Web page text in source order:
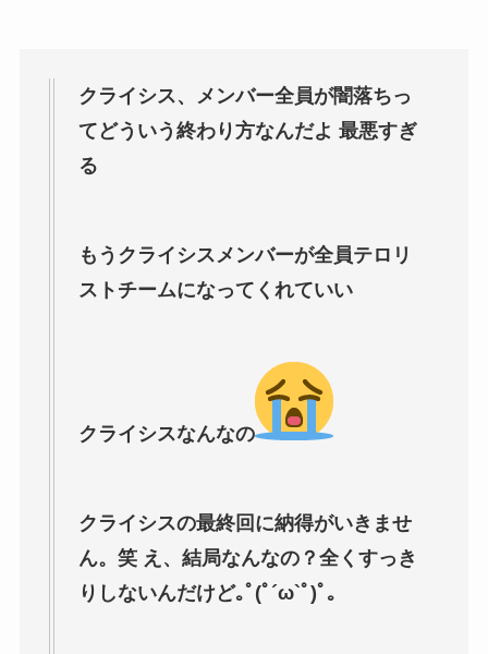
クライシス、メンバー全員が闇落ちっ
てどういう終わり方なんだよ 最悪すぎ
る
もうクライシスメンバーが全員テロリ
ストチームになってくれていい
クライシスなんなの
クライシスの最終回に納得がいきませ
ん。笑 え、結局なんなの？全くすっき
りしないんだけど｡ﾟ(ﾟ´ω`ﾟ)ﾟ｡